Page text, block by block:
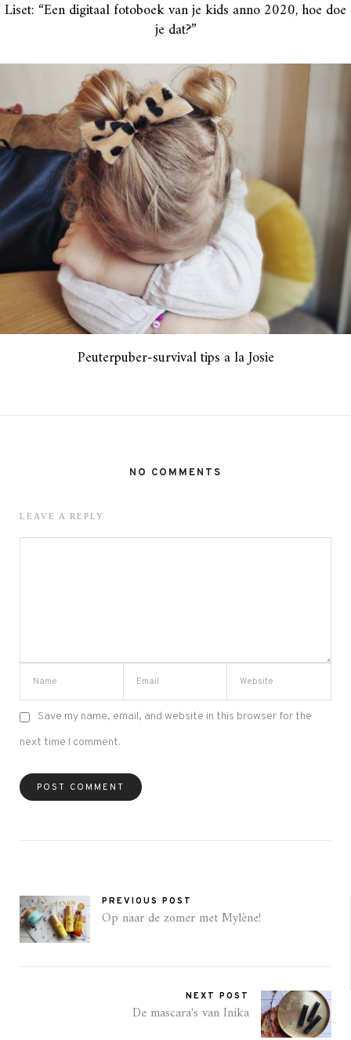
Liset: “Een digitaal fotoboek van je kids anno 2020, hoe doe
je dat?”
Peuterpuber-survival tips a la Josie
NO COMMENTS
LEAVE A REPLY
Save my name, email, and website in this browser for the
next time I comment.
PREVIOUS POST
Op naar de zomer met Mylène!
NEXT POST
De mascara's van Inika